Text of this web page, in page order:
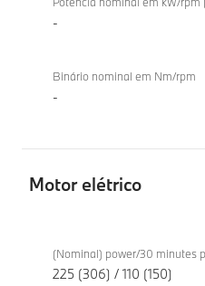
-
Binário nominal em Nm/rpm
-
Motor elétrico
elétrico
iX2
xDrive30
(Nominal) power/30 minutes
225 (306) / 110 (150)